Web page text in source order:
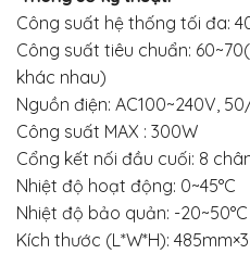
Công suất hệ thống tối đa:
Công suất tiêu chuẩn:
khác nhau)
Nguồn điện: AC100~240V,
Công suất MAX : 300W
Cổng kết nối đầu cuối: 8
Nhiệt độ hoạt động: 0~45°C
Nhiệt độ bảo quản: -20~50°C
Kích thước (L*W*H):